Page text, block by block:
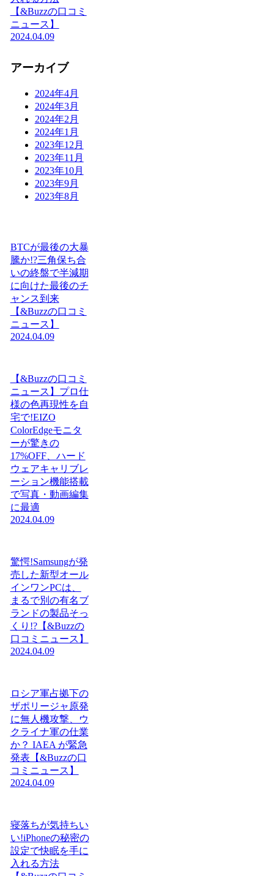
【&Buzzの口コミ
ニュース】
2024.04.09
アーカイブ
2024年4月
2024年3月
2024年2月
2024年1月
2023年12月
2023年11月
2023年10月
2023年9月
2023年8月
BTCが最後の大暴
騰か!?三角保ち合
いの終盤で半減期
に向けた最後のチ
ャンス到来
【&Buzzの口コミ
ニュース】
2024.04.09
【&Buzzの口コミ
ニュース】プロ仕
様の色再現性を自
宅で!EIZO
ColorEdgeモニタ
ーが驚きの
17%OFF、ハード
ウェアキャリブレ
ーション機能搭載
で写真・動画編集
に最適
2024.04.09
驚愕!Samsungが発
売した新型オール
インワンPCは、
まるで別の有名ブ
ランドの製品そっ
くり!?【&Buzzの
口コミニュース】
2024.04.09
ロシア軍占拠下の
ザポリージャ原発
に無人機攻撃、ウ
クライナ軍の仕業
か？ IAEA が緊急
発表【&Buzzの口
コミニュース】
2024.04.09
寝落ちが気持ちい
い!iPhoneの秘密の
設定で快眠を手に
入れる方法